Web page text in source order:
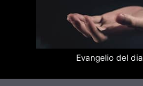
Evangelio del dia